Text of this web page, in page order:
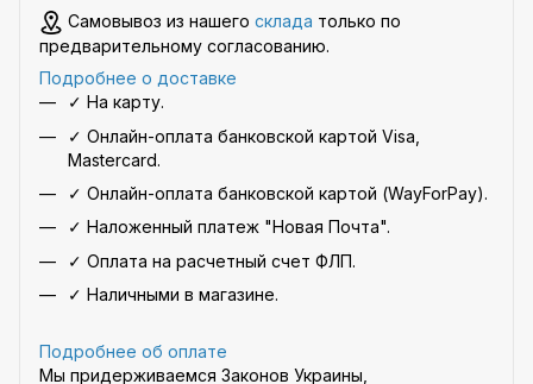
Самовывоз из нашего склада только по
предварительному согласованию.
Подробнее о доставке
✓ На карту.
✓ Онлайн-оплата банковской картой Visa,
Mastercard.
✓ Онлайн-оплата банковской картой (WayForPay).
✓ Наложенный платеж "Новая Почта".
✓ Оплата на расчетный счет ФЛП.
✓ Наличными в магазине.
Подробнее об оплате
Мы придерживаемся Законов Украины,